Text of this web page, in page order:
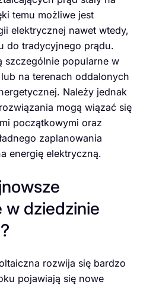
temu możliwe jest
elektrycznej nawet wtedy,
do tradycyjnego prądu.
szczególnie popularne w
na terenach oddalonych
Należy jednak
mogą wiązać się
początkowymi oraz
zaplanowania
energię elektryczną.
w dziedzinie
rozwija się bardzo
pojawiają się nowe